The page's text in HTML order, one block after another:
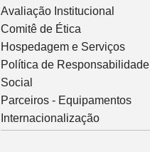
Avaliação Institucional
Comitê de Ética
Hospedagem e Serviços
Política de Responsabilidade
Social
Parceiros - Equipamentos
Internacionalização